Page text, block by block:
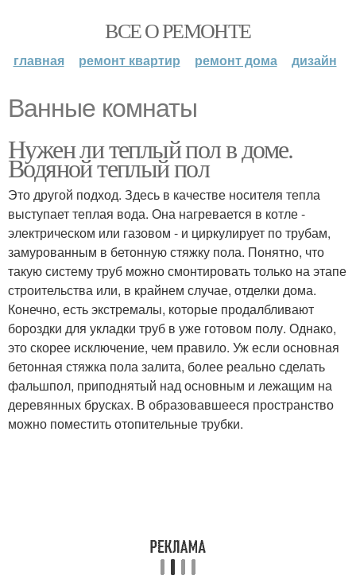
ВСЕ О РЕМОНТЕ
главная ремонт квартир ремонт дома дизайн
Ванные комнаты
Нужен ли теплый пол в доме.
Водяной теплый пол
Это другой подход. Здесь в качестве носителя тепла
выступает теплая вода. Она нагревается в котле -
электрическом или газовом - и циркулирует по трубам,
замурованным в бетонную стяжку пола. Понятно, что
такую систему труб можно смонтировать только на этапе
строительства или, в крайнем случае, отделки дома.
Конечно, есть экстремалы, которые продалбливают
бороздки для укладки труб в уже готовом полу. Однако,
это скорее исключение, чем правило. Уж если основная
бетонная стяжка пола залита, более реально сделать
фальшпол, приподнятый над основным и лежащим на
деревянных брусках. В образовавшееся пространство
можно поместить отопительные трубки.